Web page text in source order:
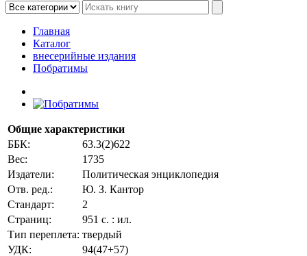
Главная
Каталог
внесерийные издания
Побратимы
Общие характеристики
ББК:
63.3(2)622
Вес:
1735
Издатели:
Политическая энциклопедия
Отв. ред.:
Ю. З. Кантор
Стандарт:
2
Страниц:
951 с. : ил.
Тип переплета: твердый
УДК:
94(47+57)